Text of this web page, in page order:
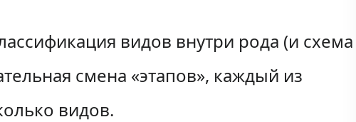
видов внутри рода (и схема
смена «этапов», каждый из
видов.